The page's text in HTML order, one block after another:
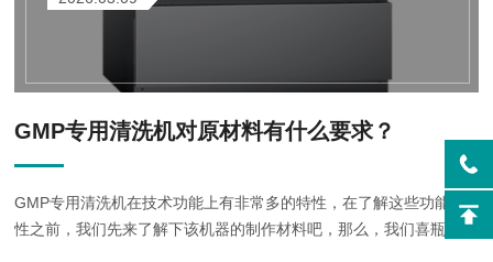
GMP专用清洗机对原材料有什么要求？
GMP专用清洗机在技术功能上有非常多的特性，在了解这些功能特
性之前，我们先来了解下该机器的制作材料吧，那么，我们喜瓶者的